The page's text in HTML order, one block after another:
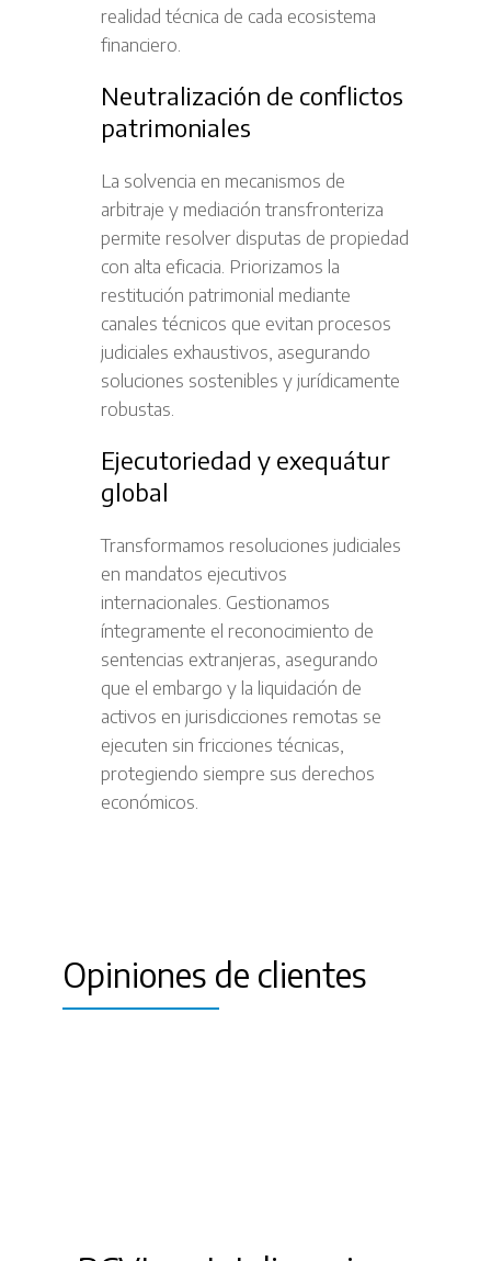
realidad técnica de cada ecosistema
financiero.
Neutralización de conflictos
patrimoniales
La solvencia en mecanismos de
arbitraje y mediación transfronteriza
permite resolver disputas de propiedad
con alta eficacia. Priorizamos la
restitución patrimonial mediante
canales técnicos que evitan procesos
judiciales exhaustivos, asegurando
soluciones sostenibles y jurídicamente
robustas.
Ejecutoriedad y exequátur
global
Transformamos resoluciones judiciales
en mandatos ejecutivos
internacionales. Gestionamos
íntegramente el reconocimiento de
sentencias extranjeras, asegurando
que el embargo y la liquidación de
activos en jurisdicciones remotas se
ejecuten sin fricciones técnicas,
protegiendo siempre sus derechos
económicos.
Opiniones de clientes